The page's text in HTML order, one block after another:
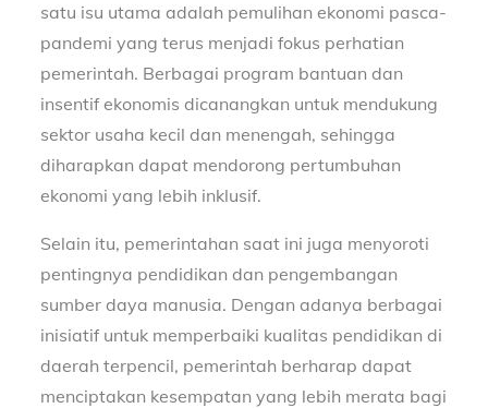
satu isu utama adalah pemulihan ekonomi pasca-
pandemi yang terus menjadi fokus perhatian
pemerintah. Berbagai program bantuan dan
insentif ekonomis dicanangkan untuk mendukung
sektor usaha kecil dan menengah, sehingga
diharapkan dapat mendorong pertumbuhan
ekonomi yang lebih inklusif.
Selain itu, pemerintahan saat ini juga menyoroti
pentingnya pendidikan dan pengembangan
sumber daya manusia. Dengan adanya berbagai
inisiatif untuk memperbaiki kualitas pendidikan di
daerah terpencil, pemerintah berharap dapat
menciptakan kesempatan yang lebih merata bagi